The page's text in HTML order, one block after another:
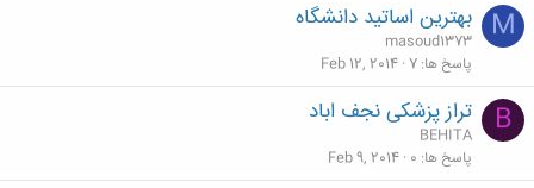
M بهترین اساتید دانشگاه
masoud1373
پاسخ ها 7
Feb 12, 2014
B تراز پزشکی نجف اباد
BEHITA
پاسخ ها 0
Feb 9, 2014